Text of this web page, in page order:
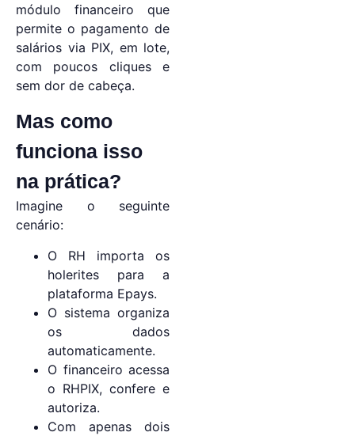
módulo financeiro que
permite o pagamento de
salários via PIX, em lote,
com poucos cliques e
sem dor de cabeça.
Mas como
funciona isso
na prática?
Imagine o seguinte
cenário:
O RH importa os
holerites para a
plataforma Epays.
O sistema organiza
os dados
automaticamente.
O financeiro acessa
o RHPIX, confere e
autoriza.
Com apenas dois